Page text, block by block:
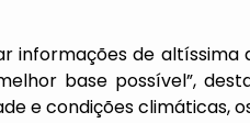
informações de
base possível”,
e condições climáticas,